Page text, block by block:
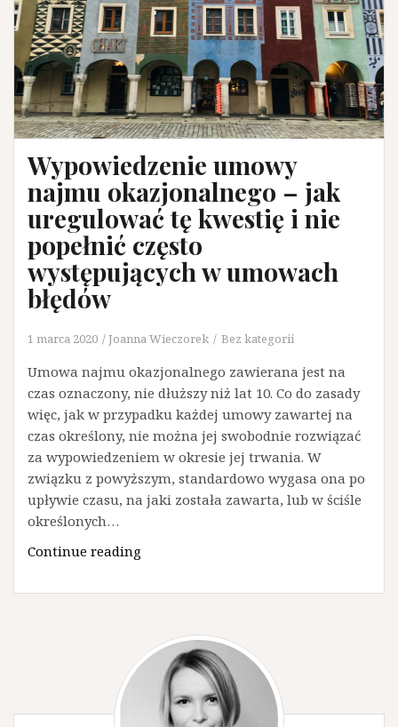
biznesu
opartego
na
„podnajmie”
w
czasie
epidemii
Wypowiedzenie umowy
najmu okazjonalnego – jak
uregulować tę kwestię i nie
popełnić często
występujących w umowach
błędów
1 marca 2020 Joanna Wieczorek Bez kategorii
Umowa najmu okazjonalnego zawierana jest na
czas oznaczony, nie dłuższy niż lat 10. Co do zasady
więc, jak w przypadku każdej umowy zawartej na
czas określony, nie można jej swobodnie rozwiązać
za wypowiedzeniem w okresie jej trwania. W
związku z powyższym, standardowo wygasa ona po
upływie czasu, na jaki została zawarta, lub w ściśle
określonych…
Continue reading
najmu
jak
uregulować
kwestię